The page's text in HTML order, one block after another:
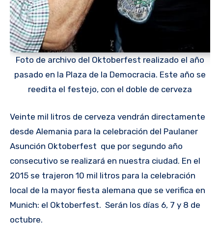
Foto de archivo del Oktoberfest realizado el año
pasado en la Plaza de la Democracia. Este año se
reedita el festejo, con el doble de cerveza
Veinte mil litros de cerveza vendrán directamente
desde Alemania para la celebración del Paulaner
Asunción Oktoberfest que por segundo año
consecutivo se realizará en nuestra ciudad. En el
2015 se trajeron 10 mil litros para la celebración
local de la mayor fiesta alemana que se verifica en
Munich: el Oktoberfest. Serán los días 6, 7 y 8 de
octubre.